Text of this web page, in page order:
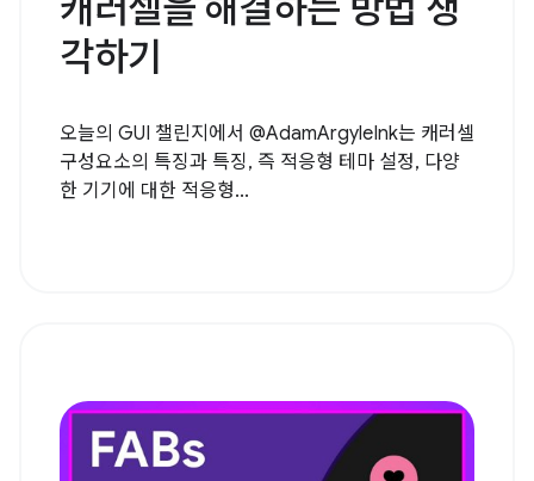
각하기
오늘의 GUI 챌린지에서 @AdamArgyleInk는 캐러셀
구성요소의 특징과 특징, 즉 적응형 테마 설정, 다양
한 기기에 대한 적응형...